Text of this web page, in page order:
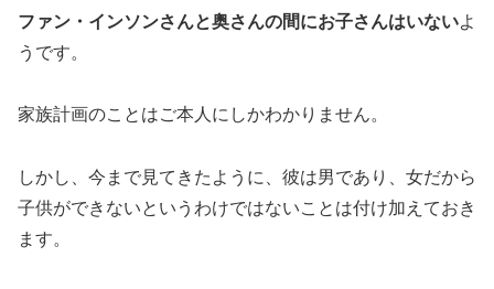
ファン・インソンさんと奥さんの間にお子さんはいないよ
うです。
家族計画のことはご本人にしかわかりません。
しかし、今まで見てきたように、彼は男であり、女だから
子供ができないというわけではないことは付け加えておき
ます。